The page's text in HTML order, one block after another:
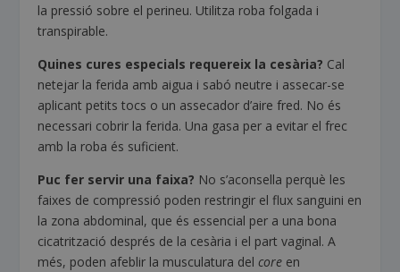
la pressió sobre el perineu. Utilitza roba folgada i
transpirable.
Quines cures especials requereix la cesària? Cal
netejar la ferida amb aigua i sabó neutre i assecar-se
aplicant petits tocs o un assecador d’aire fred. No és
necessari cobrir la ferida. Una gasa per a evitar el frec
amb la roba és suficient.
Puc fer servir una faixa? No s’aconsella perquè les
faixes de compressió poden restringir el flux sanguini en
la zona abdominal, que és essencial per a una bona
cicatrització després de la cesària i el part vaginal. A
més, poden afeblir la musculatura delcore en